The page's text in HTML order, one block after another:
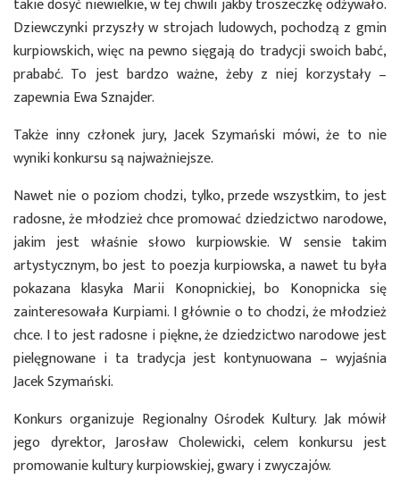
Dziewczynki przyszły w strojach ludowych, pochodzą z gmin
kurpiowskich, więc na pewno sięgają do tradycji swoich babć,
prababć. To jest bardzo ważne, żeby z niej korzystały –
zapewnia Ewa Sznajder.
Także inny członek jury, Jacek Szymański mówi, że to nie
wyniki konkursu są najważniejsze.
Nawet nie o poziom chodzi, tylko, przede wszystkim, to jest
radosne, że młodzież chce promować dziedzictwo narodowe,
jakim jest właśnie słowo kurpiowskie. W sensie takim
artystycznym, bo jest to poezja kurpiowska, a nawet tu była
pokazana klasyka Marii Konopnickiej, bo Konopnicka się
zainteresowała Kurpiami. I głównie o to chodzi, że młodzież
chce. I to jest radosne i piękne, że dziedzictwo narodowe jest
pielęgnowane i ta tradycja jest kontynuowana – wyjaśnia
Jacek Szymański.
Konkurs organizuje Regionalny Ośrodek Kultury. Jak mówił
jego dyrektor, Jarosław Cholewicki, celem konkursu jest
promowanie kultury kurpiowskiej, gwary i zwyczajów.